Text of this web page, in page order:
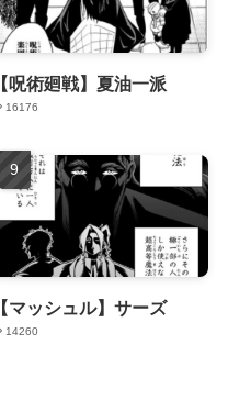
【呪術廻戦】夏油一派
16176
【マッシュル】サーズ
14260